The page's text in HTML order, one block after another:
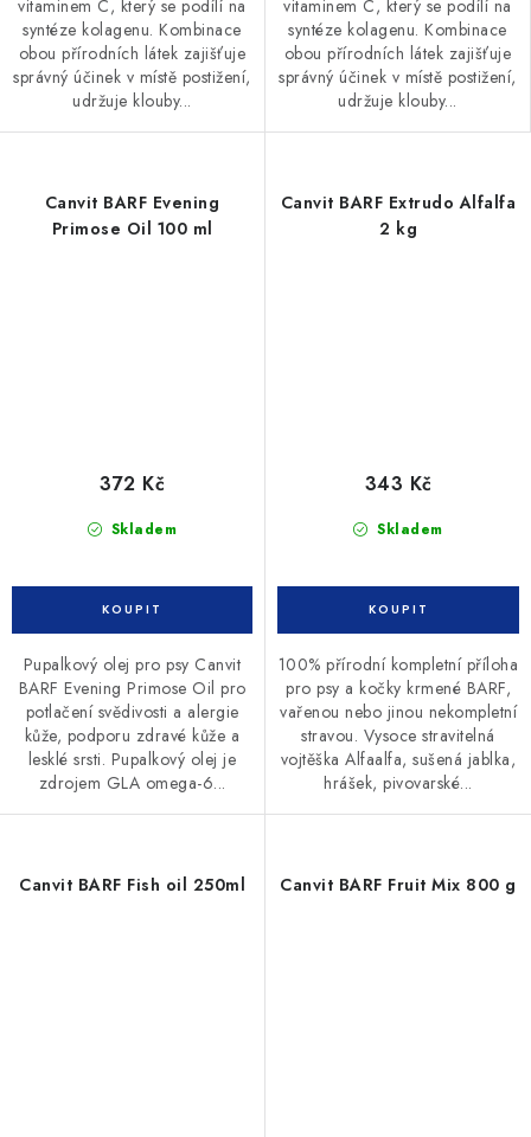
vitaminem C, který se podílí na
syntéze kolagenu. Kombinace
obou přírodních látek zajišťuje
správný účinek v místě postižení,
udržuje klouby...
vitaminem C, který se podílí na
syntéze kolagenu. Kombinace
obou přírodních látek zajišťuje
správný účinek v místě postižení,
udržuje klouby...
Canvit BARF Evening
Primose Oil 100 ml
Skladem
372 Kč
Pupalkový olej pro psy Canvit
BARF Evening Primose Oil pro
potlačení svědivosti a alergie
kůže, podporu zdravé kůže a
lesklé srsti. Pupalkový olej je
zdrojem GLA omega-6...
Canvit BARF Extrudo Alfalfa
2 kg
Skladem
343 Kč
100% přírodní kompletní příloha
pro psy a kočky krmené BARF,
vařenou nebo jinou nekompletní
stravou. Vysoce stravitelná
vojtěška Alfaalfa, sušená jablka,
hrášek, pivovarské...
Canvit BARF Fish oil 250ml Canvit BARF Fruit Mix 800 g